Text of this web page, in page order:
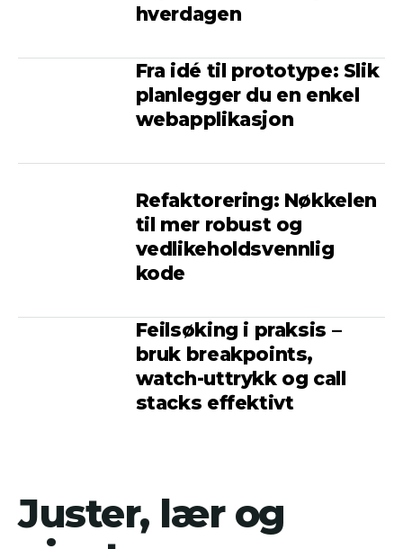
hverdagen
Fra idé til prototype: Slik
planlegger du en enkel
webapplikasjon
Refaktorering: Nøkkelen
til mer robust og
vedlikeholdsvennlig
kode
Feilsøking i praksis –
bruk breakpoints,
watch-uttrykk og call
stacks effektivt
Juster, lær og